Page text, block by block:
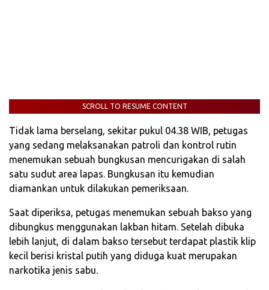
SCROLL TO RESUME CONTENT
Tidak lama berselang, sekitar pukul 04.38 WIB, petugas
yang sedang melaksanakan patroli dan kontrol rutin
menemukan sebuah bungkusan mencurigakan di salah
satu sudut area lapas. Bungkusan itu kemudian
diamankan untuk dilakukan pemeriksaan.
Saat diperiksa, petugas menemukan sebuah bakso yang
dibungkus menggunakan lakban hitam. Setelah dibuka
lebih lanjut, di dalam bakso tersebut terdapat plastik klip
kecil berisi kristal putih yang diduga kuat merupakan
narkotika jenis sabu.